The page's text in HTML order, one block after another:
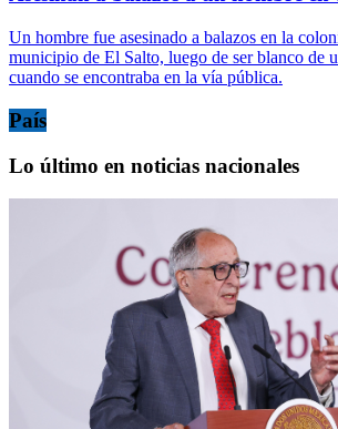
Un hombre fue asesinado a balazos en la
municipio de El Salto, luego de ser blanco de
cuando se encontraba en la vía pública.
País
Lo último en noticias nacionales